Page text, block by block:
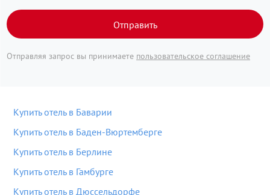
Отправить
Отправляя запрос вы принимаете пользовательское соглашение
Купить отель в Баварии
Купить отель в Баден-Вюртемберге
Купить отель в Берлине
Купить отель в Гамбурге
Купить отель в Дюссельдорфе